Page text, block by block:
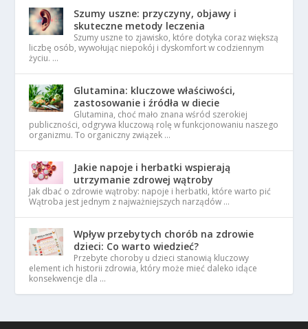
Szumy uszne: przyczyny, objawy i
skuteczne metody leczenia
Szumy uszne to zjawisko, które dotyka coraz większą
liczbę osób, wywołując niepokój i dyskomfort w codziennym
życiu. …
Glutamina: kluczowe właściwości,
zastosowanie i źródła w diecie
Glutamina, choć mało znana wśród szerokiej
publiczności, odgrywa kluczową rolę w funkcjonowaniu naszego
organizmu. To organiczny związek …
Jakie napoje i herbatki wspierają
utrzymanie zdrowej wątroby
Jak dbać o zdrowie wątroby: napoje i herbatki, które warto pić
Wątroba jest jednym z najważniejszych narządów …
Wpływ przebytych chorób na zdrowie
dzieci: Co warto wiedzieć?
Przebyte choroby u dzieci stanowią kluczowy
element ich historii zdrowia, który może mieć daleko idące
konsekwencje dla …